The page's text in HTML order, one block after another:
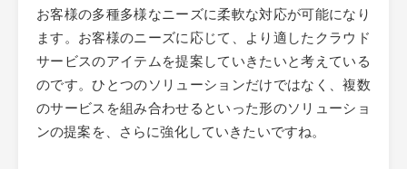
お客様の多種多様なニーズに柔軟な対応が可能になり
ます。お客様のニーズに応じて、より適したクラウド
サービスのアイテムを提案していきたいと考えている
のです。ひとつのソリューションだけではなく、複数
のサービスを組み合わせるといった形のソリューショ
ンの提案を、さらに強化していきたいですね。